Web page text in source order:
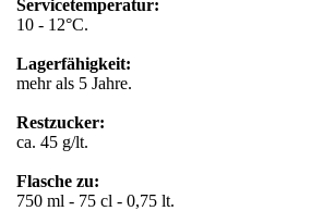
Servicetemperatur:
10 - 12°C.
Lagerfähigkeit:
mehr als 5 Jahre.
Restzucker:
ca. 45 g/lt.
Flasche zu:
750 ml - 75 cl - 0,75 lt.